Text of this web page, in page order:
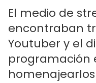
El medio de
encontraban
Youtuber y el
programación